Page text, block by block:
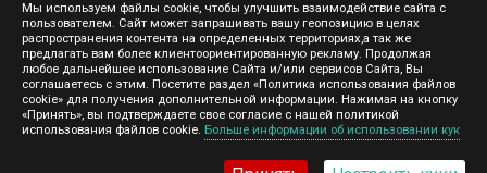
содержание размещенных объявлений.
Мы ценим конфиденциальность наших пользователей. Мы не
передаем и не продаем личную информацию зарегистрированных
пользователей AvizInfo.uz третьим лицам. Мы не отвечаем за
правила конфиденциальности сайтов на которые ссылается
AvizInfo.uz. На некоторых страницах нашего сайта представлена
реклама Google Adsense Advertising Network. Чтобы узнать
подробней о правилах конфиденциальности Googleнажмите тут
Мы используем файлы cookie, чтобы улучшить взаимодействие сайта с
пользователем. Сайт может запрашивать вашу геопозицию в целях
распространения контента на определенных территориях,а так же
предлагать вам более клиентоориентированную рекламу. Продолжая
любое дальнейшее использование Сайта и/или сервисов Сайта, Вы
соглашаетесь с этим. Посетите раздел «Политика использования файлов
cookie» для получения дополнительной информации. Нажимая на кнопку
«Принять», вы подтверждаете свое согласие с нашей политикой
использования файлов cookie. Больше информации об использовании кук